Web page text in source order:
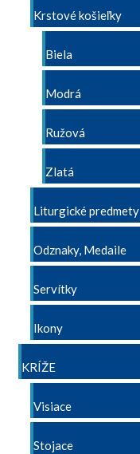
Krstové košieľky
Biela
Modrá
Ružová
Zlatá
Liturgické predmety
Odznaky, Medaile
Servítky
Ikony
KRÍŽE
Visiace
Stojace